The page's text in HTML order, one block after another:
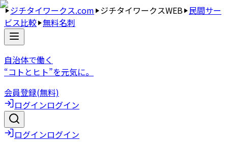
ジチタイワークス.com ジチタイワークスWEB 民間サー
ビス比較 無料名刺
自治体で働く
“コトとヒト”を元気に。
会員登録(無料)
ログインログイン
ログインログイン